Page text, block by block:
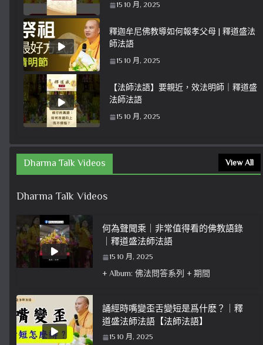
15 10 月, 2025
釋迦牟尼佛教導如何報孝父母 | 釋道盛法
師法語
15 10 月, 2025
【法師法語】要親近，效法明師｜釋道盛
法師法語
15 10 月, 2025
Dharma Talk Videos View All
Dharma Talk Videos
何為聲聞乘｜非常值得看的佛教語錄
｜釋道盛法師法語
15 10 月, 2025
+ Album: 佛法問答系列 + 期間
誦經時嘴變歪舌變短是爲什麽？｜釋
道盛法師法語【法師法語】
15 10 月, 2025